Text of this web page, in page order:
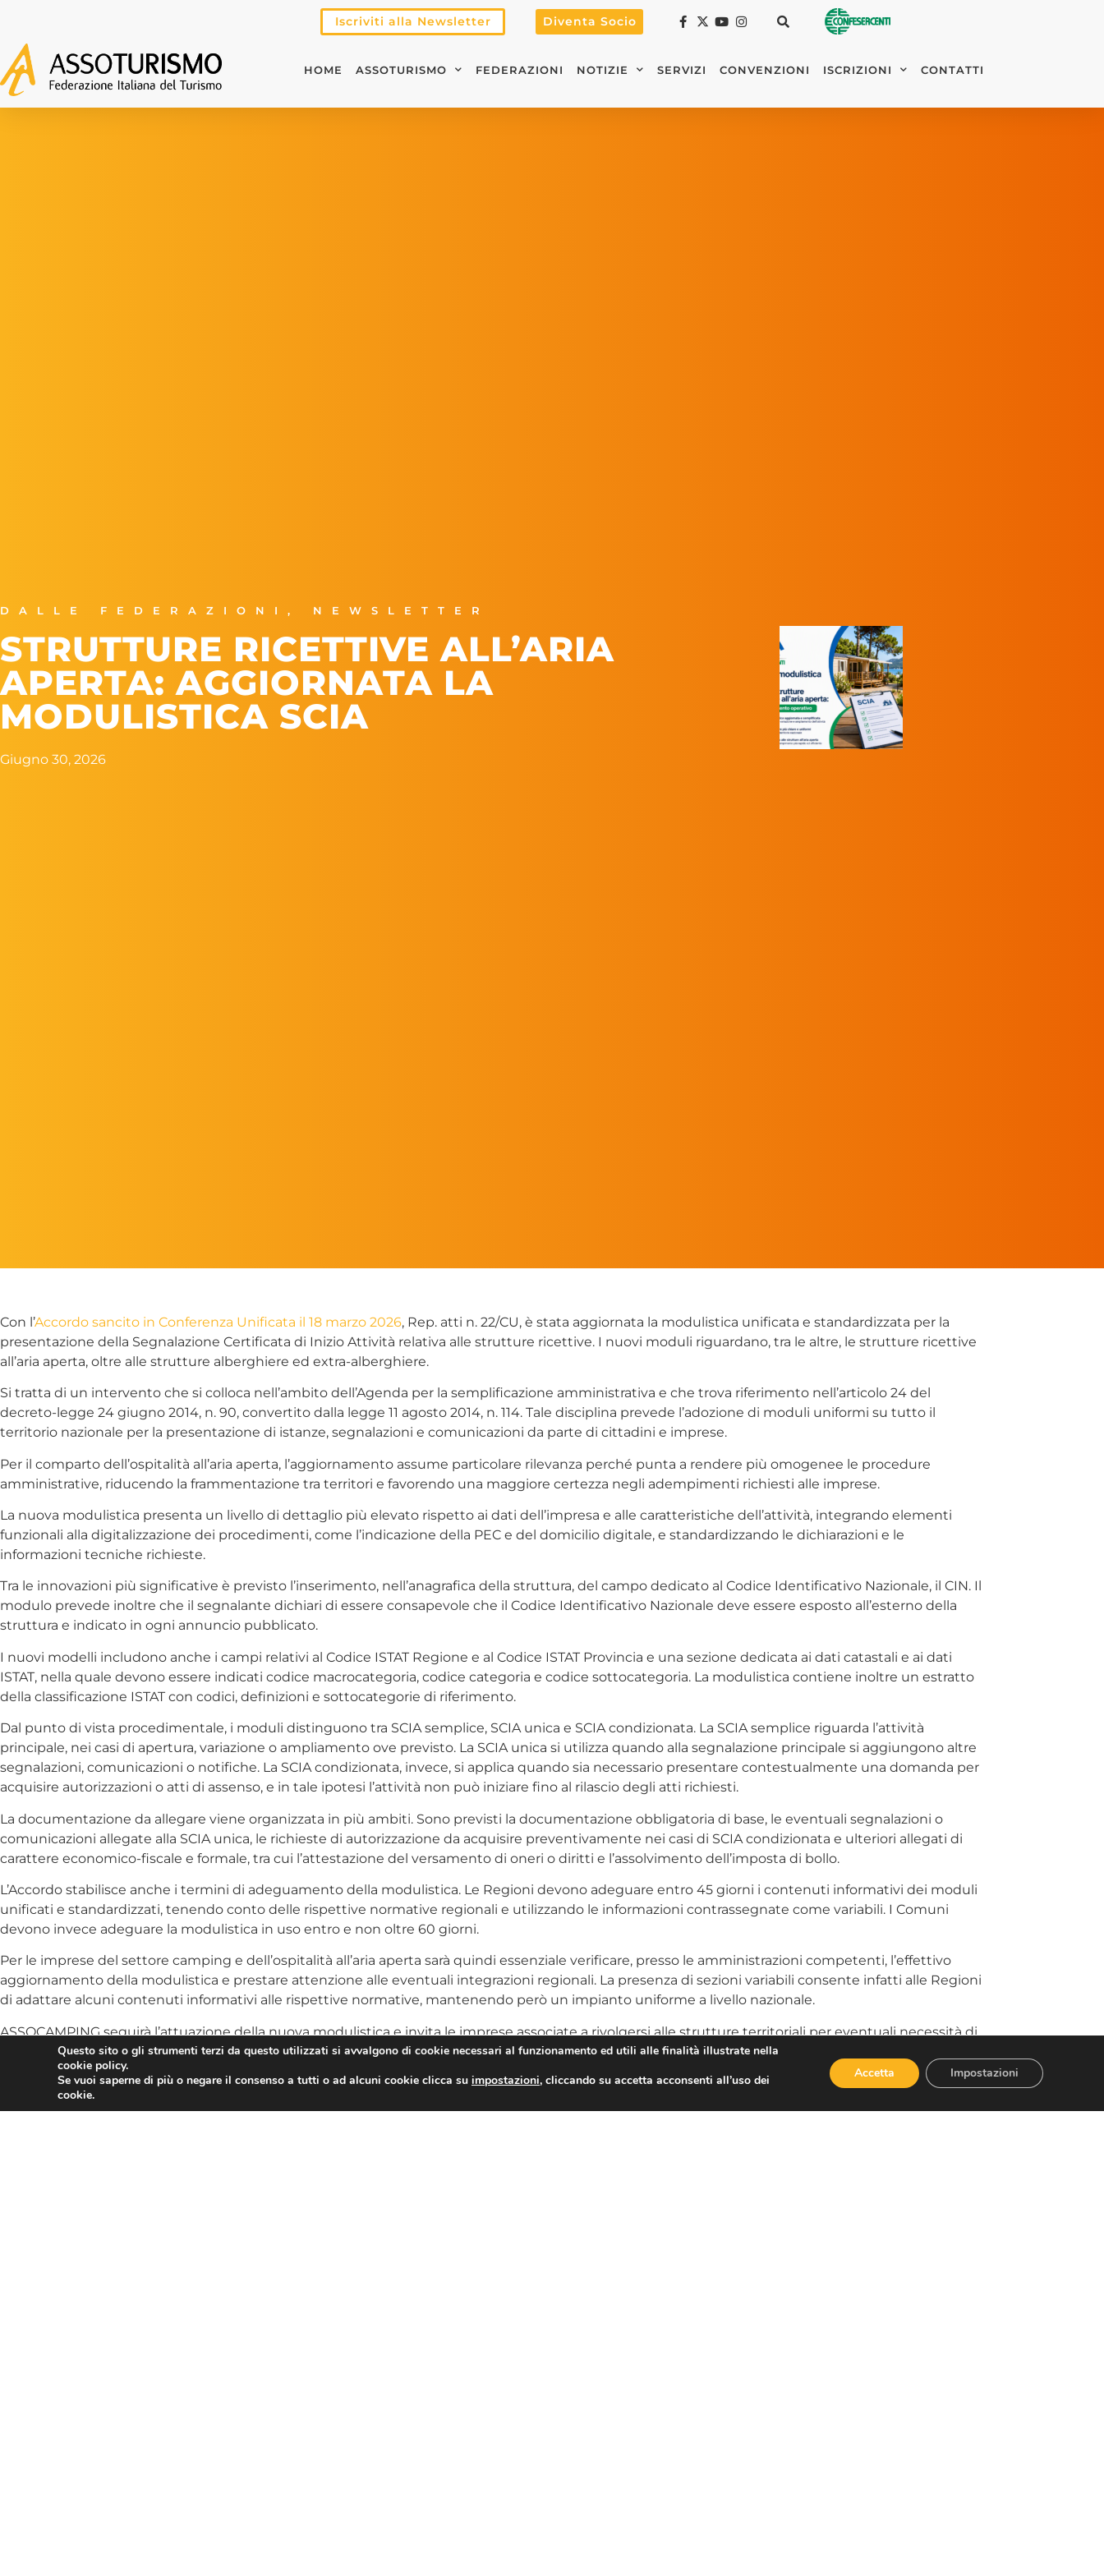
Iscriviti alla Newsletter Diventa Socio
HOME ASSOTURISMO FEDERAZIONI NOTIZIE SERVIZI CONVENZIONI ISCRIZIONI CONTATTI
DALLE FEDERAZIONI , NEWSLETTER
STRUTTURE RICETTIVE ALL’ARIA
APERTA: AGGIORNATA LA
MODULISTICA SCIA
Giugno 30, 2026
Con l’Accordo sancito in Conferenza Unificata il 18 marzo 2026, Rep. atti n. 22/CU, è stata aggiornata la modulistica unificata e standardizzata per la
presentazione della Segnalazione Certificata di Inizio Attività relativa alle strutture ricettive. I nuovi moduli riguardano, tra le altre, le strutture ricettive
all’aria aperta, oltre alle strutture alberghiere ed extra-alberghiere.
Si tratta di un intervento che si colloca nell’ambito dell’Agenda per la semplificazione amministrativa e che trova riferimento nell’articolo 24 del
decreto-legge 24 giugno 2014, n. 90, convertito dalla legge 11 agosto 2014, n. 114. Tale disciplina prevede l’adozione di moduli uniformi su tutto il
territorio nazionale per la presentazione di istanze, segnalazioni e comunicazioni da parte di cittadini e imprese.
Per il comparto dell’ospitalità all’aria aperta, l’aggiornamento assume particolare rilevanza perché punta a rendere più omogenee le procedure
amministrative, riducendo la frammentazione tra territori e favorendo una maggiore certezza negli adempimenti richiesti alle imprese.
La nuova modulistica presenta un livello di dettaglio più elevato rispetto ai dati dell’impresa e alle caratteristiche dell’attività, integrando elementi
funzionali alla digitalizzazione dei procedimenti, come l’indicazione della PEC e del domicilio digitale, e standardizzando le dichiarazioni e le
informazioni tecniche richieste.
Tra le innovazioni più significative è previsto l’inserimento, nell’anagrafica della struttura, del campo dedicato al Codice Identificativo Nazionale, il CIN. Il
modulo prevede inoltre che il segnalante dichiari di essere consapevole che il Codice Identificativo Nazionale deve essere esposto all’esterno della
struttura e indicato in ogni annuncio pubblicato.
I nuovi modelli includono anche i campi relativi al Codice ISTAT Regione e al Codice ISTAT Provincia e una sezione dedicata ai dati catastali e ai dati
ISTAT, nella quale devono essere indicati codice macrocategoria, codice categoria e codice sottocategoria. La modulistica contiene inoltre un estratto
della classificazione ISTAT con codici, definizioni e sottocategorie di riferimento.
Dal punto di vista procedimentale, i moduli distinguono tra SCIA semplice, SCIA unica e SCIA condizionata. La SCIA semplice riguarda l’attività
principale, nei casi di apertura, variazione o ampliamento ove previsto. La SCIA unica si utilizza quando alla segnalazione principale si aggiungono altre
segnalazioni, comunicazioni o notifiche. La SCIA condizionata, invece, si applica quando sia necessario presentare contestualmente una domanda per
acquisire autorizzazioni o atti di assenso, e in tale ipotesi l’attività non può iniziare fino al rilascio degli atti richiesti.
La documentazione da allegare viene organizzata in più ambiti. Sono previsti la documentazione obbligatoria di base, le eventuali segnalazioni o
comunicazioni allegate alla SCIA unica, le richieste di autorizzazione da acquisire preventivamente nei casi di SCIA condizionata e ulteriori allegati di
carattere economico-fiscale e formale, tra cui l’attestazione del versamento di oneri o diritti e l’assolvimento dell’imposta di bollo.
L’Accordo stabilisce anche i termini di adeguamento della modulistica. Le Regioni devono adeguare entro 45 giorni i contenuti informativi dei moduli
unificati e standardizzati, tenendo conto delle rispettive normative regionali e utilizzando le informazioni contrassegnate come variabili. I Comuni
devono invece adeguare la modulistica in uso entro e non oltre 60 giorni.
Per le imprese del settore camping e dell’ospitalità all’aria aperta sarà quindi essenziale verificare, presso le amministrazioni competenti, l’effettivo
aggiornamento della modulistica e prestare attenzione alle eventuali integrazioni regionali. La presenza di sezioni variabili consente infatti alle Regioni
di adattare alcuni contenuti informativi alle rispettive normative, mantenendo però un impianto uniforme a livello nazionale.
ASSOCAMPING seguirà l’attuazione della nuova modulistica e invita le imprese associate a rivolgersi alle strutture territoriali per eventuali necessità di
chiarimento o assistenza. L’obiettivo è accompagnare gli operatori in questa fase di adeguamento, favorendo un’applicazione corretta e uniforme delle
nuove procedure e segnalando eventuali criticità operative che dovessero emergere nei rapporti con Regioni, Comuni e Sportelli Unici.
Questo sito o gli strumenti terzi da questo utilizzati si avvalgono di cookie necessari al funzionamento ed utili alle finalità illustrate nella
cookie policy.
Se vuoi saperne di più o negare il consenso a tutti o ad alcuni cookie clicca su impostazioni, cliccando su accetta acconsenti all’uso dei
cookie.
Accetta Impostazioni